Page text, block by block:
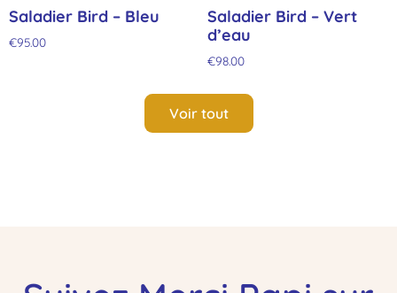
Saladier Bird – Bleu
€95.00
Saladier Bird – Vert
d’eau
€98.00
Voir tout